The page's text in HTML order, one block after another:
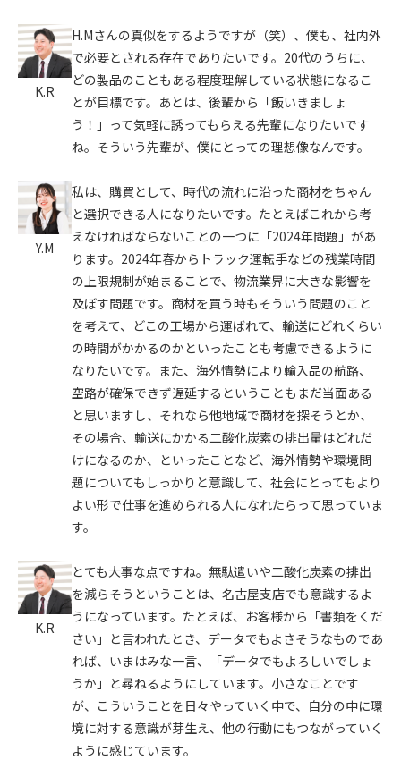
K.R
H.Mさんの真似をするようですが（笑）、僕も、社内外
で必要とされる存在でありたいです。20代のうちに、
どの製品のこともある程度理解している状態になるこ
とが目標です。あとは、後輩から「飯いきましょ
う！」って気軽に誘ってもらえる先輩になりたいです
ね。そういう先輩が、僕にとっての理想像なんです。
Y.M
私は、購買として、時代の流れに沿った商材をちゃん
と選択できる人になりたいです。たとえばこれから考
えなければならないことの一つに「2024年問題」があ
ります。2024年春からトラック運転手などの残業時間
の上限規制が始まることで、物流業界に大きな影響を
及ぼす問題です。商材を買う時もそういう問題のこと
を考えて、どこの工場から運ばれて、輸送にどれくらい
の時間がかかるのかといったことも考慮できるように
なりたいです。また、海外情勢により輸入品の航路、
空路が確保できず遅延するということもまだ当面ある
と思いますし、それなら他地域で商材を探そうとか、
その場合、輸送にかかる二酸化炭素の排出量はどれだ
けになるのか、といったことなど、海外情勢や環境問
題についてもしっかりと意識して、社会にとってもより
よい形で仕事を進められる人になれたらって思っていま
す。
K.R
とても大事な点ですね。無駄遣いや二酸化炭素の排出
を減らそうということは、名古屋支店でも意識するよ
うになっています。たとえば、お客様から「書類をくだ
さい」と言われたとき、データでもよさそうなものであ
れば、いまはみな一言、「データでもよろしいでしょ
うか」と尋ねるようにしています。小さなことです
が、こういうことを日々やっていく中で、自分の中に環
境に対する意識が芽生え、他の行動にもつながっていく
ように感じています。